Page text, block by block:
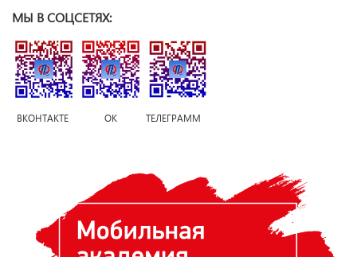
МЫ В СОЦСЕТЯХ:
ВКОНТАКТЕ ОК ТЕЛЕГРАММ